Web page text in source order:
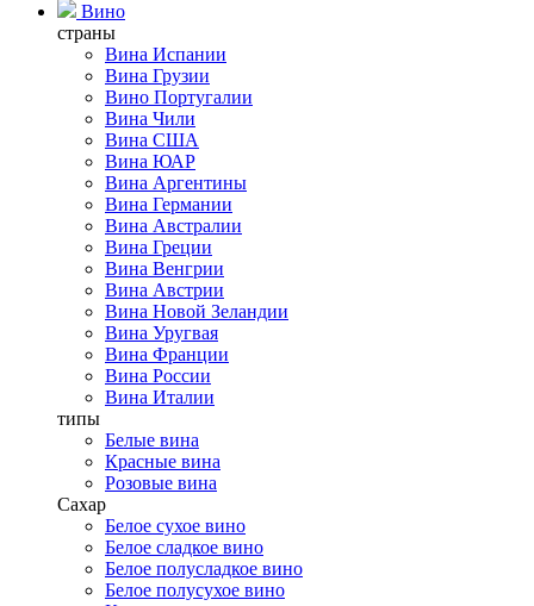
Вино
страны
Вина Испании
Вина Грузии
Вино Португалии
Вина Чили
Вина США
Вина ЮАР
Вина Аргентины
Вина Германии
Вина Австралии
Вина Греции
Вина Венгрии
Вина Австрии
Вина Новой Зеландии
Вина Уругвая
Вина Франции
Вина России
Вина Италии
типы
Белые вина
Красные вина
Розовые вина
Сахар
Белое сухое вино
Белое сладкое вино
Белое полусладкое вино
Белое полусухое вино